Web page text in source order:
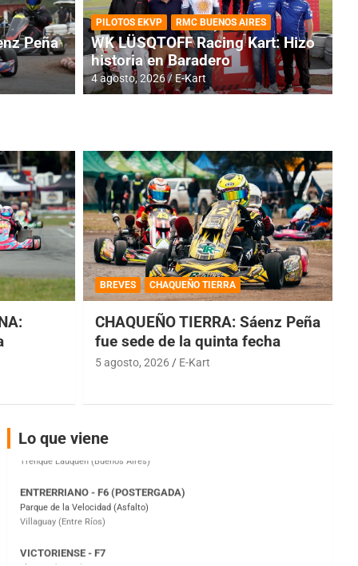
Cerró una jornada
Peña
PILOTOS EKVP RMC BUENOS AIRES
WK LÜSQTOFF Racing Kart: Hizo
historia en Baradero
4 agosto, 2026 E-Kart
BREVES CHAQUEÑO TIERRA
CHAQUEÑO TIERRA: Sáenz Peña
fue sede de la quinta fecha
5 agosto, 2026 E-Kart
Lo que viene
COBERTURA ESPECIAL DE E-KART.COM.AR
08/09-AGO
IAME SERIES ARGENTINA 6
Ramiro Tot (Asfalto)
Parque de la Velocidad (Asfalto)
El Cerro (Tierra)
Victoria (Entre Ríos)
Moto Club Reginense (Tierra)